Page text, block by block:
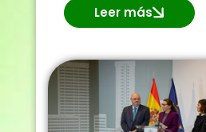
Leer más